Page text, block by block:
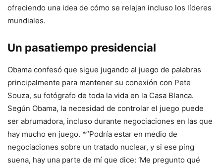
ofreciendo una idea de cómo se relajan incluso los líderes
mundiales.
Un pasatiempo presidencial
Obama confesó que sigue jugando al juego de palabras
principalmente para mantener su conexión con Pete
Souza, su fotógrafo de toda la vida en la Casa Blanca.
Según Obama, la necesidad de controlar el juego puede
ser abrumadora, incluso durante negociaciones en las que
hay mucho en juego. *”Podría estar en medio de
negociaciones sobre un tratado nuclear, y si ese ping
suena, hay una parte de mí que dice: ‘Me pregunto qué